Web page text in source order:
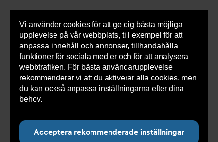
Vi använder cookies för att ge dig bästa möjliga
upplevelse på vår webbplats, till exempel för att
anpassa innehåll och annonser, tillhandahålla
funktioner för sociala medier och för att analysera
webbtrafiken. För bästa användarupplevelse
rekommenderar vi att du aktiverar alla cookies, men
du kan också anpassa inställningarna efter dina
behov.
Acceptera rekommenderade inställningar
0 varorSnabborder
Du
här:
Armatec > Produkter > Luft- och partikelavskiljare
Smutsfilter
> Flänsad anslutning >
Smutsfilter AT
4028B
> Smutsfilter AT 4028B65